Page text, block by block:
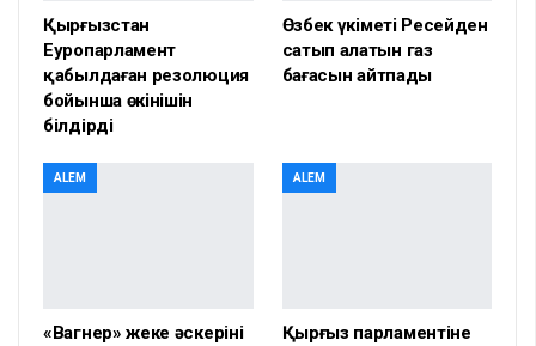
Қырғызстан
Еуропарламент
қабылдаған резолюция
бойынша өкінішін
білдірді
Өзбек үкіметі Ресейден
сатып алатын газ
бағасын айтпады
ALEM
«Вагнер» жеке әскерінің
ALEM
Қырғыз парламентіне